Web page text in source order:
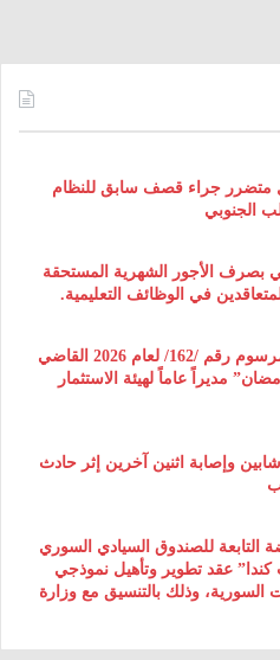
متضرر جراء قصف سابق للنظام
الجنوبي
بصرف الأجور الشهرية المستحقة
في الوظائف التعليمية.
الرئيس “أحمد الشرع” يصدر المرسوم رقم /162/ لعام 2026 ‌القاضي
مديراً عاماً لهيئة ‌الاستثمار
وإصابة اثنين آخرين إثر حادث
للصندوق السيادي السوري
عقد تطوير وتأهيل نموذجي
وذلك بالتنسيق مع وزارة